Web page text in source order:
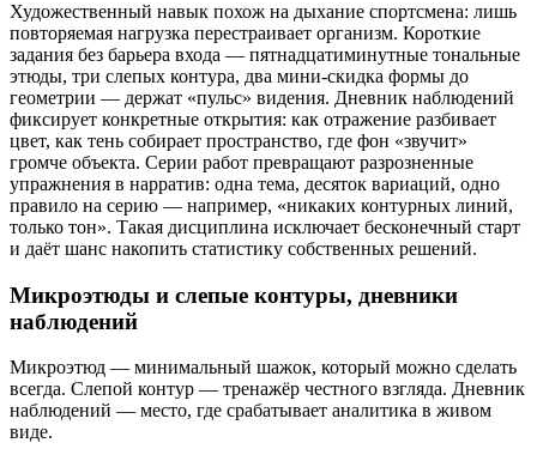
Художественный навык похож на дыхание спортсмена: лишь
повторяемая нагрузка перестраивает организм. Короткие
задания без барьера входа — пятнадцатиминутные тональные
этюды, три слепых контура, два мини-скидка формы до
геометрии — держат «пульс» видения. Дневник наблюдений
фиксирует конкретные открытия: как отражение разбивает
цвет, как тень собирает пространство, где фон «звучит»
громче объекта. Серии работ превращают разрозненные
упражнения в нарратив: одна тема, десяток вариаций, одно
правило на серию — например, «никаких контурных линий,
только тон». Такая дисциплина исключает бесконечный старт
и даёт шанс накопить статистику собственных решений.
Микроэтюды и слепые контуры, дневники
наблюдений
Микроэтюд — минимальный шажок, который можно сделать
всегда. Слепой контур — тренажёр честного взгляда. Дневник
наблюдений — место, где срабатывает аналитика в живом
виде.